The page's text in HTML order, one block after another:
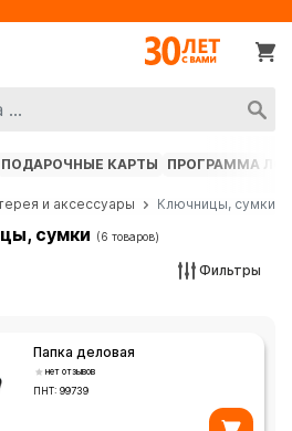
ПОДАРОЧНЫЕ КАРТЫ ПРОГРАММА
и аксессуары Ключницы, сумки
сумки (6 товаров)
Фильтры
Папка деловая
нет отзывов
ПНТ:99739